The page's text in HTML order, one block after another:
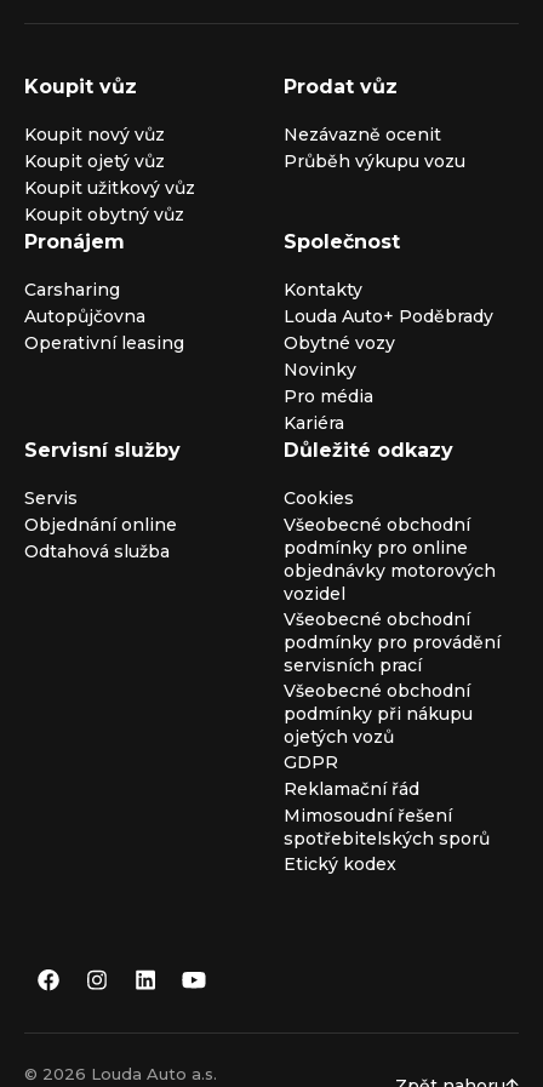
Koupit vůz
Koupit nový vůz
Koupit ojetý vůz
Koupit užitkový vůz
Koupit obytný vůz
Prodat vůz
Nezávazně ocenit
Průběh výkupu vozu
Pronájem
Carsharing
Autopůjčovna
Operativní leasing
Společnost
Kontakty
Louda Auto+ Poděbrady
Obytné vozy
Novinky
Pro média
Kariéra
Servisní služby
Servis
Objednání online
Odtahová služba
Důležité odkazy
Cookies
Všeobecné obchodní
podmínky pro online
objednávky motorových
vozidel
Všeobecné obchodní
podmínky pro provádění
servisních prací
Všeobecné obchodní
podmínky při nákupu
ojetých vozů
GDPR
Reklamační řád
Mimosoudní řešení
spotřebitelských sporů
Etický kodex
© 2026 Louda Auto a.s.